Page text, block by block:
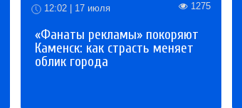
12:02 | 17 июля 1275
«Фанаты рекламы» покоряют
Каменск: как страсть меняет
облик города